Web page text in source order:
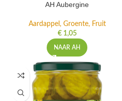
AH Aubergine
Aardappel, Groente, Fruit
€1,05
NAAR AH